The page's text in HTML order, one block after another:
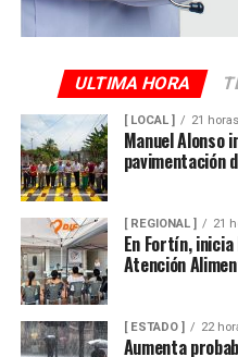
ULTIMA HORA
[ LOCAL ] 21
Manuel Alonso
pavimentación
[ REGIONAL ] 21
En Fortín,
Atención
[ ESTADO ] 22
Aumenta